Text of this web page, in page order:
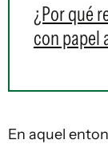
¿Por qué
con papel
En aquel